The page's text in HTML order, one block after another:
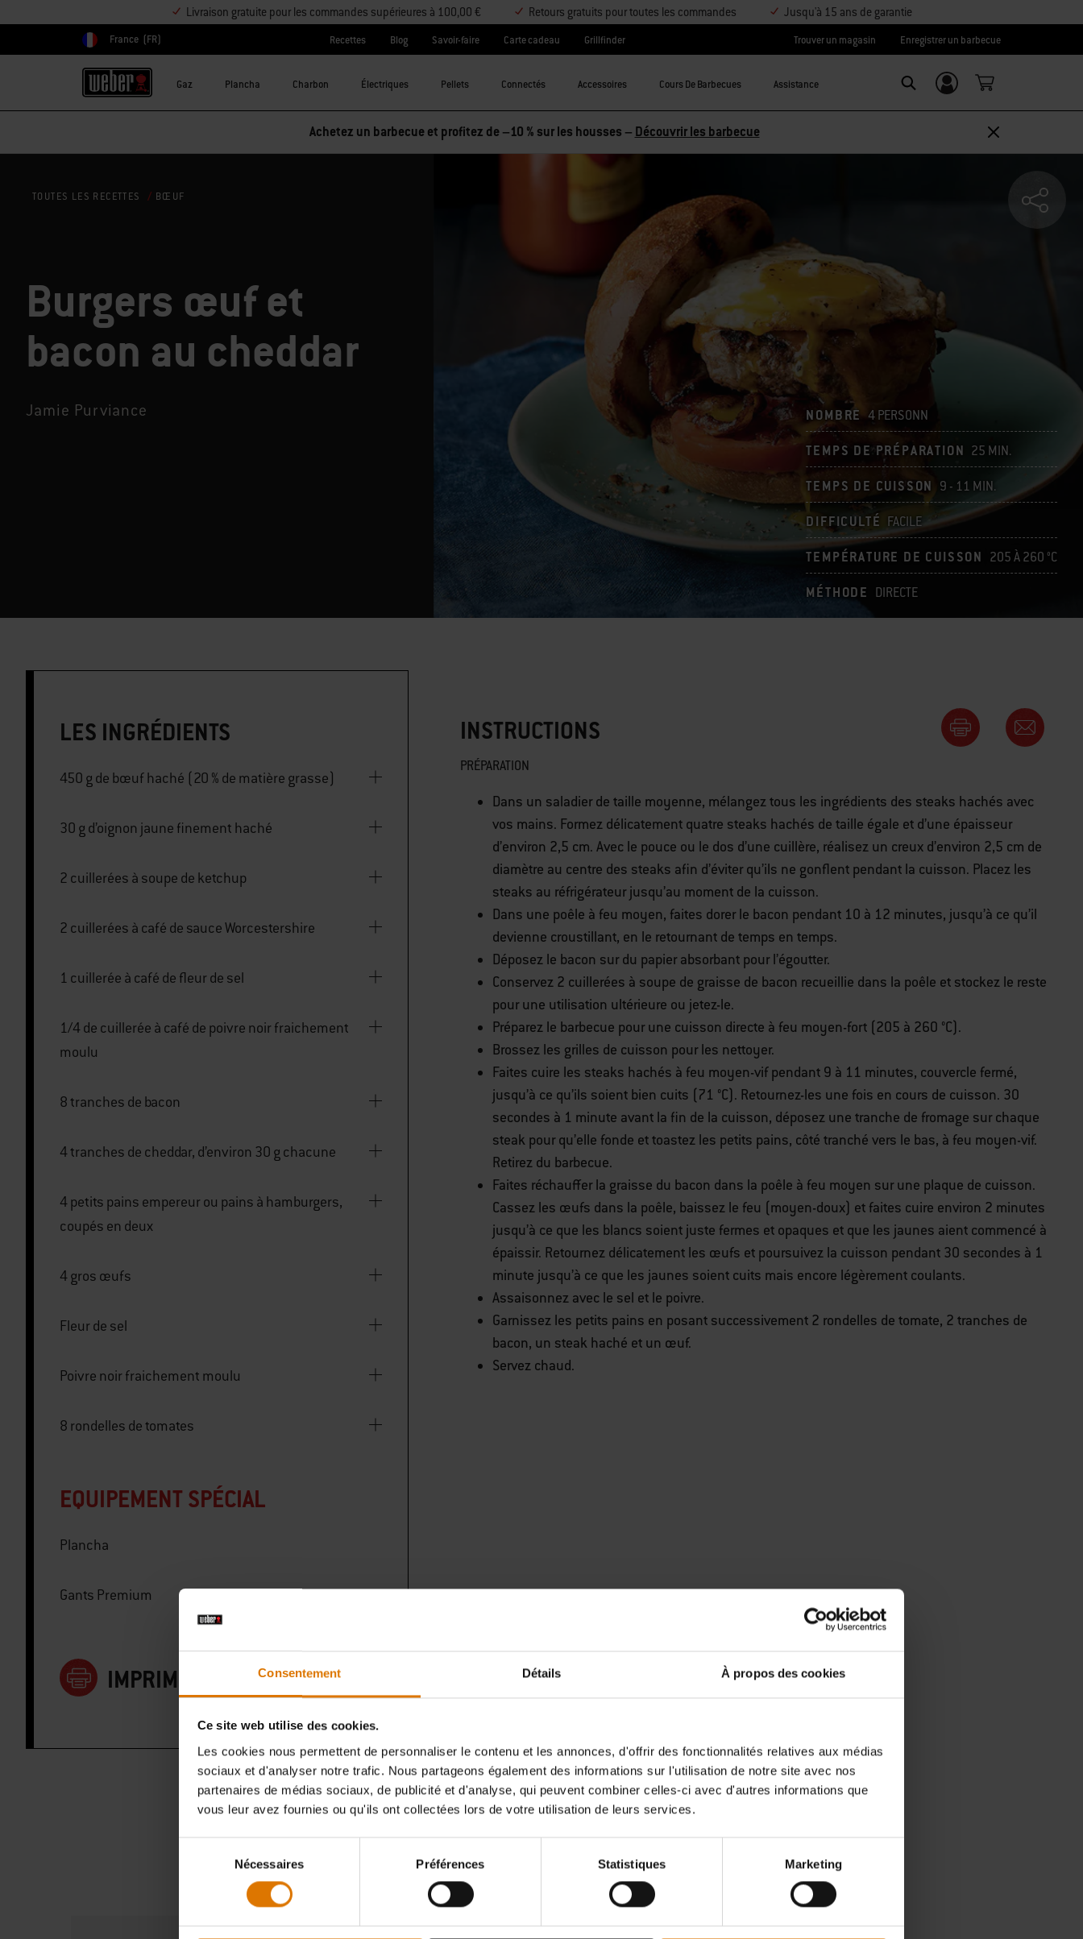
Consentement Détails À propos des cookies
Ce site web utilise des cookies.
Les cookies nous permettent de personnaliser le contenu et les annonces, d'offrir des fonctionnalités relatives aux médias
sociaux et d'analyser notre trafic. Nous partageons également des informations sur l'utilisation de notre site avec nos
partenaires de médias sociaux, de publicité et d'analyse, qui peuvent combiner celles-ci avec d'autres informations que
vous leur avez fournies ou qu'ils ont collectées lors de votre utilisation de leurs services.
consentement
Nécessaires Préférences Statistiques Marketing
Livraison gratuite pour les commandes supérieures à 100,00 € Retours gratuits pour toutes les commandes Jusqu'à 15 ans de garantie
Choisir un pays
France (FR) Recettes Blog Savoir-faire Carte cadeau Grillfinder Trouver un magasin Enregistrer un barbecue
Gaz Plancha Charbon Électriques Pellets Connectés Accessoires Cours De Barbecues Assistance
Se connecter/
S’inscrire
TOUTES LES RECETTES BŒUF
Burgers œuf et
bacon au cheddar
Jamie Purviance NOMBRE 4 PERSONN
TEMPS DE PRÉPARATION 25 MIN.
TEMPS DE CUISSON 9 - 11 MIN.
DIFFICULTÉ FACILE
TEMPÉRATURE DE CUISSON 205 À 260 °C
MÉTHODE DIRECTE
LES INGRÉDIENTS
450 g de bœuf haché (20 % de matière grasse)
30 g d’oignon jaune finement haché
2 cuillerées à soupe de ketchup
2 cuillerées à café de sauce Worcestershire
1 cuillerée à café de fleur de sel
1/4 de cuillerée à café de poivre noir fraichement
moulu
8 tranches de bacon
4 tranches de cheddar, d’environ 30 g chacune
4 petits pains empereur ou pains à hamburgers,
coupés en deux
4 gros œufs
Fleur de sel
Poivre noir fraichement moulu
8 rondelles de tomates
EQUIPEMENT SPÉCIAL
Plancha
Gants Premium
IMPRIMER LA LISTE
INSTRUCTIONS
PRÉPARATION
Dans un saladier de taille moyenne, mélangez tous les ingrédients des steaks hachés avec
vos mains. Formez délicatement quatre steaks hachés de taille égale et d’une épaisseur
d’environ 2,5 cm. Avec le pouce ou le dos d’une cuillère, réalisez un creux d’environ 2,5 cm de
diamètre au centre des steaks afin d’éviter qu’ils ne gonflent pendant la cuisson. Placez les
steaks au réfrigérateur jusqu’au moment de la cuisson.
Dans une poêle à feu moyen, faites dorer le bacon pendant 10 à 12 minutes, jusqu’à ce qu’il
devienne croustillant, en le retournant de temps en temps.
Déposez le bacon sur du papier absorbant pour l’égoutter.
Conservez 2 cuillerées à soupe de graisse de bacon recueillie dans la poêle et stockez le reste
pour une utilisation ultérieure ou jetez-le.
Préparez le barbecue pour une cuisson directe à feu moyen-fort (205 à 260 °C).
Brossez les grilles de cuisson pour les nettoyer.
Faites cuire les steaks hachés à feu moyen-vif pendant 9 à 11 minutes, couvercle fermé,
jusqu’à ce qu’ils soient bien cuits (71 °C). Retournez-les une fois en cours de cuisson. 30
secondes à 1 minute avant la fin de la cuisson, déposez une tranche de fromage sur chaque
steak pour qu’elle fonde et toastez les petits pains, côté tranché vers le bas, à feu moyen-vif.
Retirez du barbecue.
Faites réchauffer la graisse du bacon dans la poêle à feu moyen sur une plaque de cuisson.
Cassez les œufs dans la poêle, baissez le feu (moyen-doux) et faites cuire environ 2 minutes
jusqu’à ce que les blancs soient juste fermes et opaques et que les jaunes aient commencé à
épaissir. Retournez délicatement les œufs et poursuivez la cuisson pendant 30 secondes à 1
minute jusqu’à ce que les jaunes soient cuits mais encore légèrement coulants.
Assaisonnez avec le sel et le poivre.
Garnissez les petits pains en posant successivement 2 rondelles de tomate, 2 tranches de
bacon, un steak haché et un œuf.
Servez chaud.
Préparons-nous
Accessoires recommandés